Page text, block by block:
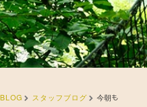
BLOG スタッフブログ 今朝も